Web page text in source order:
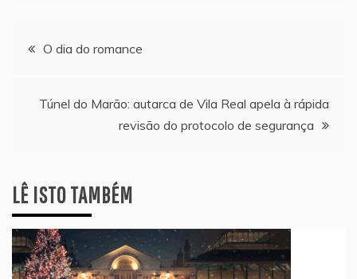
Navegação
O dia do romance
Túnel do Marão: autarca de Vila Real apela à rápida
revisão do protocolo de segurança
LÊ ISTO TAMBÉM